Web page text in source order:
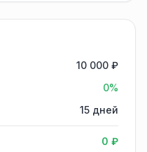
10 000 ₽
0%
15 дней
0 ₽